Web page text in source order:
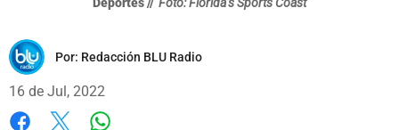
Por: Redacción BLU Radio
16 de Jul, 2022